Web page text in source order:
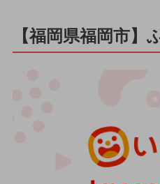
【福岡県福岡市